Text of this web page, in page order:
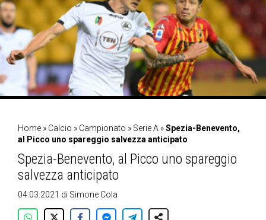
Home » Calcio » Campionato » Serie A »Spezia-Benevento,
al Picco uno spareggio salvezza anticipato
Spezia-Benevento, al Picco uno spareggio
salvezza anticipato
04.03.2021 di Simone Cola